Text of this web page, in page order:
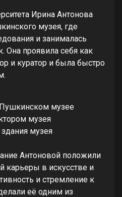
Ирина Антонова
музея, где
и занималась
Она проявила себя как
и куратор и была быстро
музее
музея
музея
Антоновой положили
карьеры в искусстве и
и стремление к
её одним из